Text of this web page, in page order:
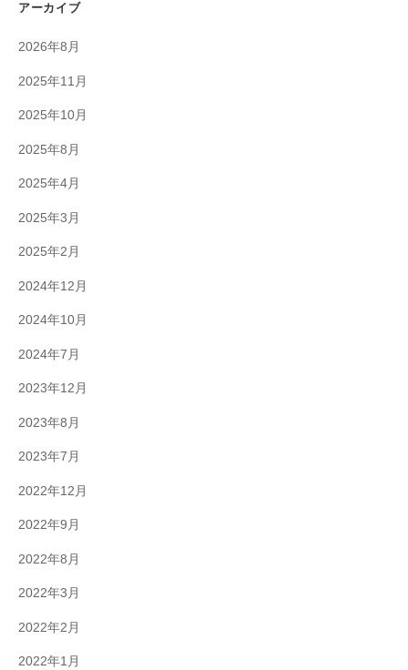
アーカイブ
2026年8月
2025年11月
2025年10月
2025年8月
2025年4月
2025年3月
2025年2月
2024年12月
2024年10月
2024年7月
2023年12月
2023年8月
2023年7月
2022年12月
2022年9月
2022年8月
2022年3月
2022年2月
2022年1月